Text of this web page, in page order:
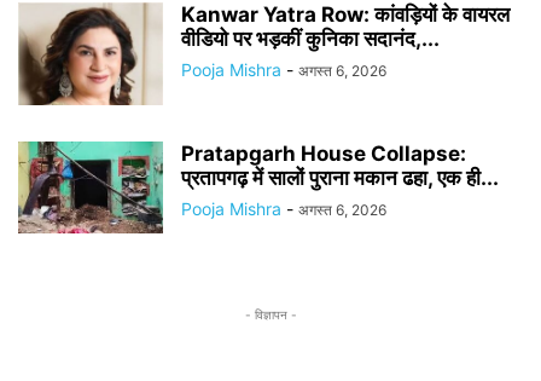
Kanwar Yatra Row: कांवड़ियों के वायरल
वीडियो पर भड़कीं कुनिका सदानंद,...
Pooja Mishra - अगस्त 6, 2026
Pratapgarh House Collapse:
प्रतापगढ़ में सालों पुराना मकान ढहा, एक ही...
Pooja Mishra - अगस्त 6, 2026
- विज्ञापन -